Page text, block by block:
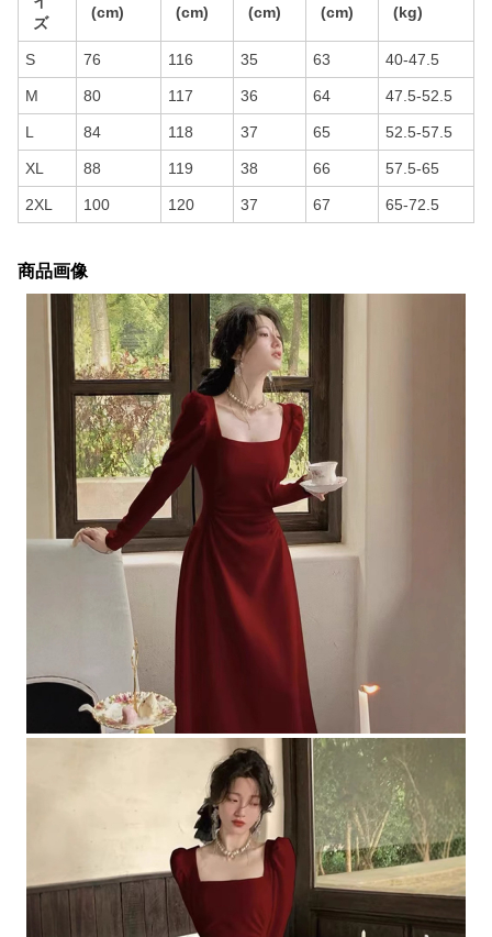
ズ
(cm) (cm) (cm) (cm) (kg)
S 76 116 35 63 40-47.5
M 80 117 36 64 47.5-52.5
L 84 118 37 65 52.5-57.5
XL 88 119 38 66 57.5-65
2XL 100 120 37 67 65-72.5
商品画像